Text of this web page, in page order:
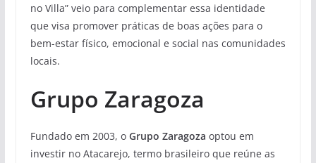
no Villa” veio para complementar essa identidade
que visa promover práticas de boas ações para o
bem-estar físico, emocional e social nas comunidades
locais.
Grupo Zaragoza
Fundado em 2003, o Grupo Zaragoza optou em
investir no Atacarejo, termo brasileiro que reúne as